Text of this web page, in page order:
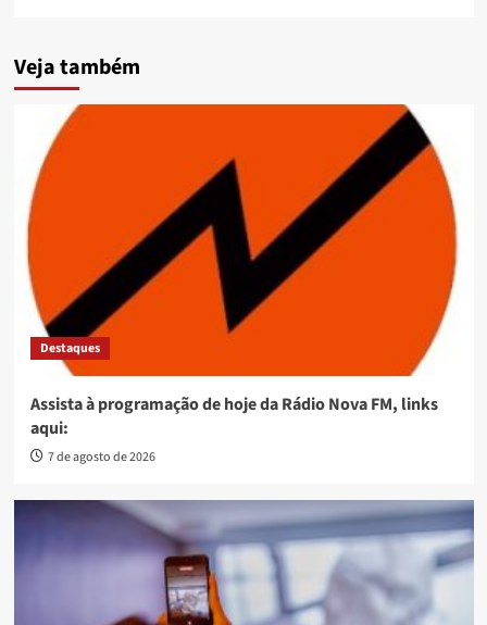
Veja também
Destaques
Assista à programação de hoje da Rádio Nova FM, links
aqui:
7 de agosto de 2026